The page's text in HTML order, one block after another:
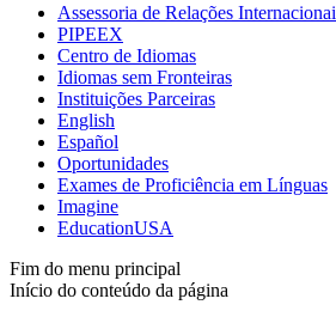
Assessoria de Relações
PIPEEX
Centro de Idiomas
Idiomas sem Fronteiras
Instituições Parceiras
English
Español
Oportunidades
Exames de Proficiência em Línguas
Imagine
EducationUSA
Fim do menu principal
Início do conteúdo da página